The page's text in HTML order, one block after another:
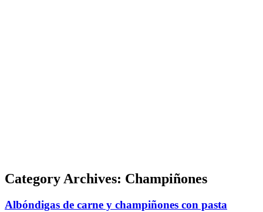
Category Archives: Champiñones
Albóndigas de carne y champiñones con pasta